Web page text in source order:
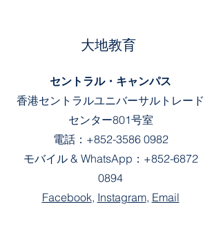
大地教育
セントラル・キャンパス
香港セントラルユニバーサルトレード
センター801号室
電話： +852-3586 0982
モバイル & WhatsApp： +852-6872
0894
Facebook, Instagram, Email